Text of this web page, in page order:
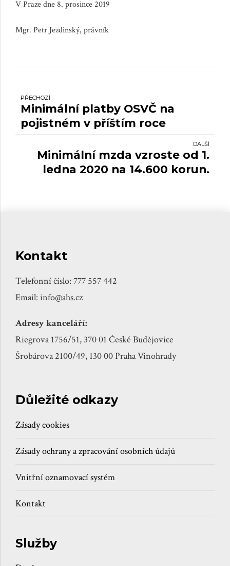
V Praze dne 8. prosince 2019
Mgr. Petr Jezdinský, právník
PŘECHOZÍ
Minimální platby OSVČ na
pojistném v příštím roce
DALŠÍ
Minimální mzda vzroste od 1.
ledna 2020 na 14.600 korun.
Kontakt
Telefonní číslo: 777 557 442
Email: info@ahs.cz
Adresy kanceláří:
Riegrova 1756/51, 370 01 České Budějovice
Šrobárova 2100/49, 130 00 Praha Vinohrady
Důležité odkazy
Zásady cookies
Zásady ochrany a zpracování osobních údajů
Vnitřní oznamovací systém
Kontakt
Služby